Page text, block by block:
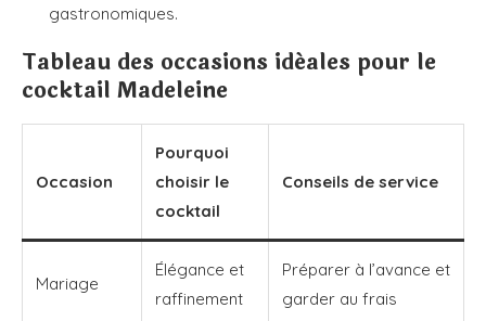
gastronomiques.
Tableau des occasions idéales pour le
cocktail Madeleine
Occasion
Pourquoi
choisir le
cocktail
Conseils de service
Mariage
Élégance et
raffinement
Préparer à l’avance et
garder au frais